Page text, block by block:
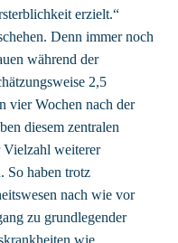
erzielt.“
Denn immer noch
während der
2,5
vier Wochen nach der
diesem zentralen
weiterer
So haben trotz
nach wie vor
zu grundlegender
wie